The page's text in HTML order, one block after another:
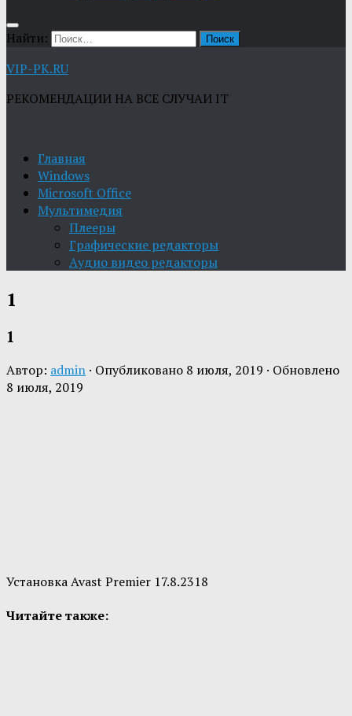
Найти:
VIP-PK.RU
РЕКОМЕНДАЦИИ НА ВСЕ СЛУЧАИ IT
Главная
Windows
Microsoft Office
Мультимедия
Плееры
Графические редакторы
Aудио видео редакторы
1
1
Автор: admin · Опубликовано 8 июля, 2019 · Обновлено
8 июля, 2019
Установка Avast Premier 17.8.2318
Читайте также: